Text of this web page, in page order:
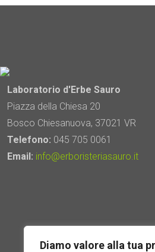
Diamo valore alla tua
Laboratorio d'Erbe Sauro
Piazza della Chiesa 20
Bosco Chiesanuova, 37021 VR
Telefono: 045 705 0061
Email: info@erboristeriasauro.it